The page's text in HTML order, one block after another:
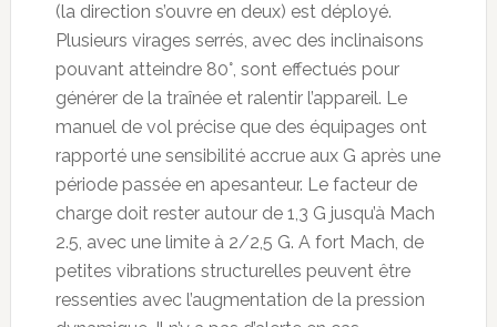
(la direction s’ouvre en deux) est déployé.
Plusieurs virages serrés, avec des inclinaisons
pouvant atteindre 80°, sont effectués pour
générer de la traînée et ralentir l’appareil. Le
manuel de vol précise que des équipages ont
rapporté une sensibilité accrue aux G après une
période passée en apesanteur. Le facteur de
charge doit rester autour de 1,3 G jusqu’à Mach
2.5, avec une limite à 2/2,5 G. A fort Mach, de
petites vibrations structurelles peuvent être
ressenties avec l’augmentation de la pression